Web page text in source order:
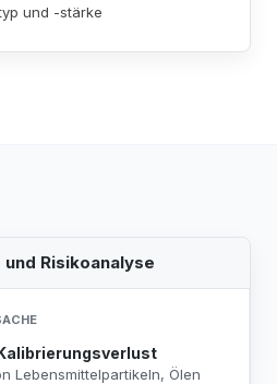
und -stärke
Risikoanalyse
Lebensmittelpartikeln, Ölen